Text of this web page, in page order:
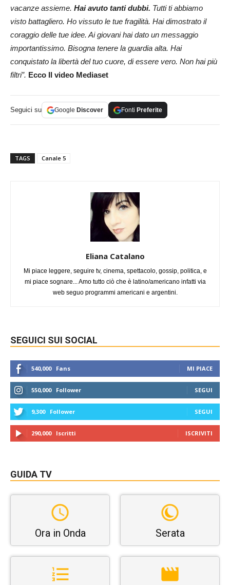
vacanze assieme. Hai avuto tanti dubbi. Tutti ti abbiamo
visto battagliero. Ho vissuto le tue fragilità. Hai dimostrato il
coraggio delle tue idee. Ai giovani hai dato un messaggio
importantissimo. Bisogna tenere la guardia alta. Hai
conquistato la libertà del tuo cuore, di essere vero. Non hai più
filtri”. Ecco Il video Mediaset
Seguici su Google Discover Fonti Preferite
TAGS Canale 5
Eliana Catalano
Mi piace leggere, seguire tv, cinema, spettacolo, gossip, politica, e
mi piace sognare... Amo tutto ciò che è latino/americano infatti via
web seguo programmi americani e argentini.
SEGUICI SUI SOCIAL
540,000 Fans MI PIACE
550,000 Follower SEGUI
9,300 Follower SEGUI
290,000 Iscritti ISCRIVITI
GUIDA TV
Ora in Onda Serata